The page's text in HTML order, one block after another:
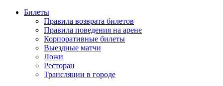
Билеты
Правила возврата билетов
Правила поведения на арене
Корпоративные билеты
Выездные матчи
Ложи
Ресторан
Трансляции в городе